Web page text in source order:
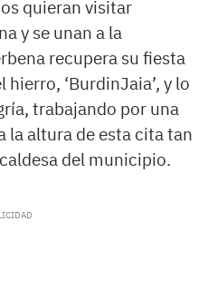
quieran visitar
y se unan a la
recupera su fiesta
‘BurdinJaia’, y lo
trabajando por una
la altura de esta cita tan
del municipio.